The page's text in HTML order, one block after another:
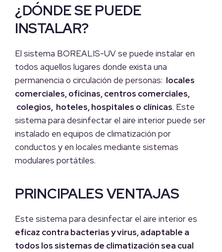
¿DÓNDE SE PUEDE
INSTALAR?
El sistema BOREALIS-UV se puede instalar en
todos aquellos lugares donde exista una
permanencia o circulación de personas: locales
comerciales, oficinas, centros comerciales,
colegios, hoteles, hospitales o clínicas. Este
sistema para desinfectar el aire interior puede ser
instalado en equipos de climatización por
conductos y en locales mediante sistemas
modulares portátiles.
PRINCIPALES VENTAJAS
Este sistema para desinfectar el aire interior es
eficaz contra bacterias y virus, adaptable a
todos los sistemas de climatización sea cual